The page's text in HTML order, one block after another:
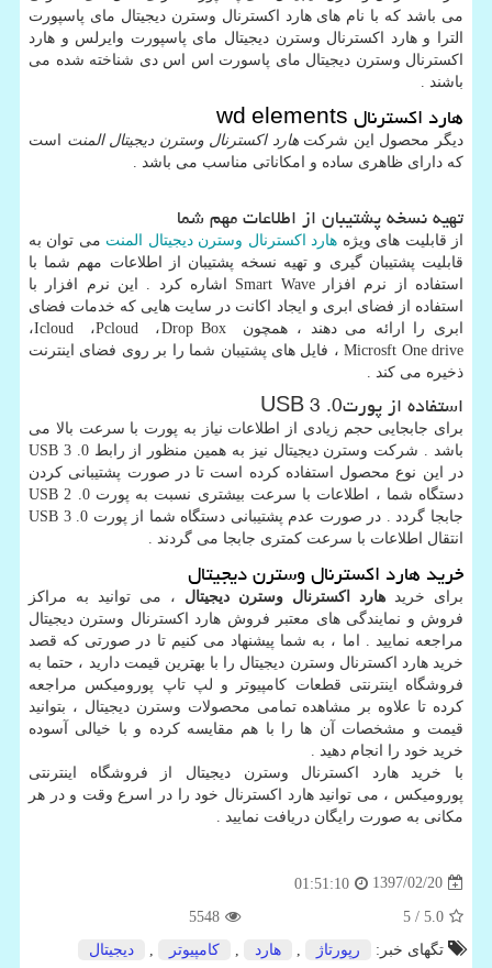
می باشد که با نام های هارد اکسترنال وسترن دیجیتال مای پاسپورت
الترا و هارد اکسترنال وسترن دیجیتال مای پاسپورت وایرلس و هارد
اکسترنال وسترن دیجیتال مای پاسورت اس اس دی شناخته شده می
باشند .
هارد اکسترنالwd elements
دیگر محصول این شرکتهارد اکسترنال وسترن دیجیتال المنت است
که دارای ظاهری ساده و امکاناتی مناسب می باشد .
تهیه نسخه پشتیبان از اطلاعات مهم شما
از قابلیت های ویژه هارد اکسترنال وسترن دیجیتال المنت می توان به
قابلیت پشتیبان گیری و تهیه نسخه پشتیبان از اطلاعات مهم شما با
استفاده از نرم افزارSmart Wave اشاره کرد . این نرم افزار با
استفاده از فضای ابری و ایجاد اکانت در سایت هایی که خدمات فضای
ابری را ارائه می دهند ، همچون
Drop Box، Pcloud، Icloud،
Microsft One drive، فایل های پشتیبان شما را بر روی فضای اینترنت
ذخیره می کند .
استفاده از پورتUSB 3 .0
برای جابجایی حجم زیادی از اطلاعات نیاز به پورت با سرعت بالا می
باشد . شرکت وسترن دیجیتال نیز به همین منظور از رابطUSB 3 .0
در این نوع محصول استفاده کرده است تا در صورت پشتیبانی کردن
دستگاه شما ، اطلاعات با سرعت بیشتری نسبت به پورتUSB 2 .0
جابجا گردد . در صورت عدم پشتیبانی دستگاه شما از پورت USB 3 .0
انتقال اطلاعات با سرعت کمتری جابجا می گردند .
خرید هارد اکسترنال وسترن دیجیتال
برای خرید هارد اکسترنال وسترن دیجیتال ، می توانید به مراکز
فروش و نمایندگی های معتبر فروش هارد اکسترنال وسترن دیجیتال
مراجعه نمایید . اما ، به شما پیشنهاد می کنیم تا در صورتی که قصد
خرید هارد اکسترنال وسترن دیجیتال را با بهترین قیمت دارید ، حتما به
فروشگاه اینترنتی قطعات کامپیوتر و لپ تاپ پورومیکس مراجعه
کرده تا علاوه بر مشاهده تمامی محصولات وسترن دیجیتال ، بتوانید
قیمت و مشخصات آن ها را با هم مقایسه کرده و با خیالی آسوده
خرید خود را انجام دهید .
با خرید هارد اکسترنال وسترن دیجیتال از فروشگاه اینترنتی
پورومیکس ، می توانید هارد اکسترنال خود را در اسرع وقت و در هر
مکانی به صورت رایگان دریافت نمایید .
1397/02/20
01:51:10
5.0
/ 5
5548
تگهای خبر:
رپورتاژ هارد كامپیوتر دیجیتال